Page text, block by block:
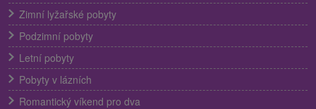
Zimní lyžařské pobyty
Podzimní pobyty
Letní pobyty
Pobyty v lázních
Romantický víkend pro dva